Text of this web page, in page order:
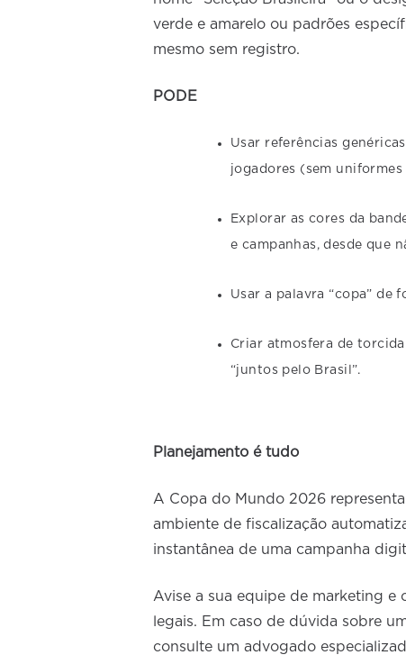
verde e amarelo ou padrões
mesmo sem registro.
PODE
Usar referências
jogadores (sem
Explorar as cores da
e campanhas, desde que
Usar a palavra “copa” de
Criar atmosfera de
“juntos pelo Brasil”.
Planejamento é tudo
A Copa do Mundo 2026
ambiente de fiscalização
instantânea de uma campanha
Avise a sua equipe de marketing
legais. Em caso de dúvida sobre
consulte um advogado